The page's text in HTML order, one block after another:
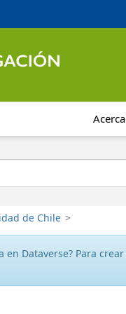
de Chile >
en Dataverse? Para